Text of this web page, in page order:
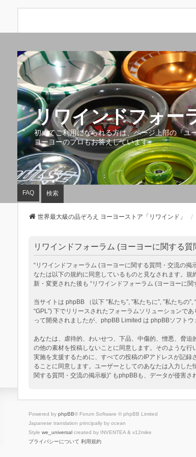
リワインドフォー
初めてご利用になられる方は、ページ上部の『ユ
ヨーヨーのプロもお答えしています。
FAQ 検索
世界最大級の品ぞろえ ヨーヨーストア「リワインド」
リワインドフォーラム (ヨーヨーに関する
“リワインドフォーラム (ヨーヨーに関する質問・交流の掲
なたは以下の規約に同意しているものと見なされます。
新・変更された後も “リワインドフォーラム (ヨーヨーに
当サイトは phpBB （以下 ”私たち”, ”私たちに”, ”私たちの
“GPL”) 下でリリースされたフォーラムソリューションであ
って開発されましたが、phpBB Limited は phpBBソフト
あなたは、虐待的、わいせつ、下品、中傷的、憎悪、脅
の他の素材を投稿しないことに同意します。そのような
実施を支援するために、すべての投稿のIPアドレスが記録
ることに同意します。ユーザーとしてのあなたは入力し
関する質問・交流の掲示板)” もphpBBも、データが侵害
Powered by phpBB® Forum Software © phpBB Limited
Japanese translation principally by ocean
Style we_universalcreated by INVENTEA & v12mike
プライバシーについて 利用規約